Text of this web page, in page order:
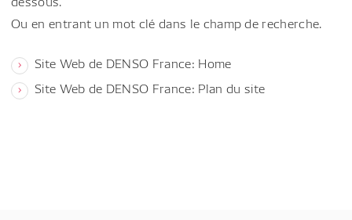
Ou en entrant un mot clé dans le champ de recherche.
Site Web de DENSO France: Home
Site Web de DENSO France: Plan du site